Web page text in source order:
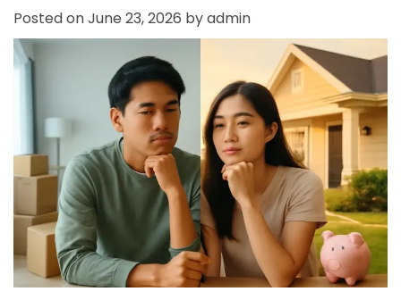
Posted onJune 23, 2026 byadmin